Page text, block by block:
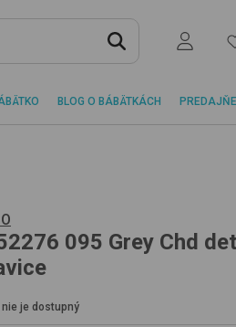
BLOG O BÁBÄTKÁCH PREDAJŇE
095 Grey Chd
nie je dostupný